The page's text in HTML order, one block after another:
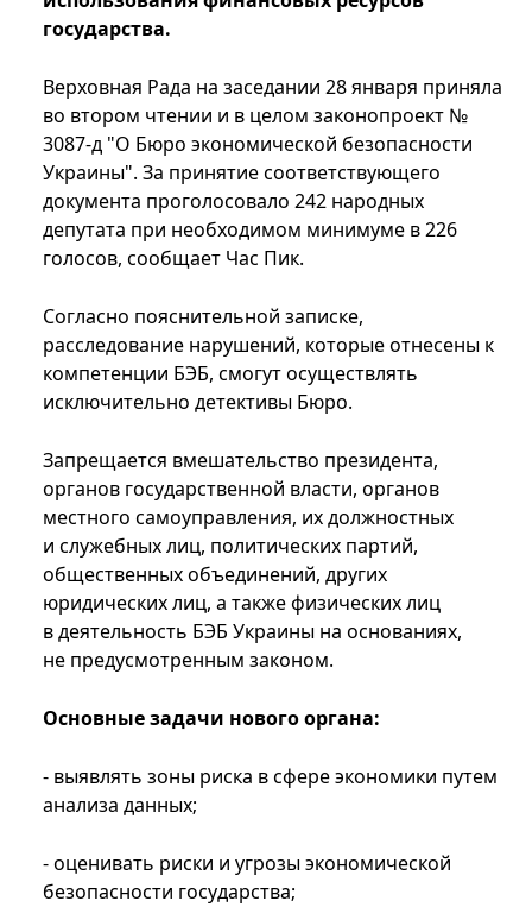
государства.
Верховная Рада на заседании 28 января приняла
во втором чтении и в целом законопроект №
3087-д "О Бюро экономической безопасности
Украины". За принятие соответствующего
документа проголосовало 242 народных
депутата при необходимом минимуме в 226
голосов, сообщает Час Пик.
Согласно пояснительной записке,
расследование нарушений, которые отнесены к
компетенции БЭБ, смогут осуществлять
исключительно детективы Бюро.
Запрещается вмешательство президента,
органов государственной власти, органов
местного самоуправления, их должностных
и служебных лиц, политических партий,
общественных объединений, других
юридических лиц, а также физических лиц
в деятельность БЭБ Украины на основаниях,
не предусмотренным законом.
Основные задачи нового органа:
- выявлять зоны риска в сфере экономики путем
анализа данных;
- оценивать риски и угрозы экономической
безопасности государства;